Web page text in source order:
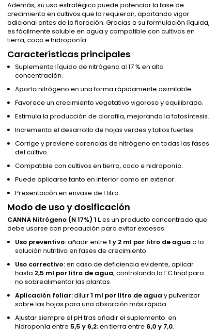
Además, su uso estratégico puede potenciar la fase de
crecimiento en cultivos que lo requieran, aportando vigor
adicional antes de la floración. Gracias a su formulación líquida,
es fácilmente soluble en agua y compatible con cultivos en
tierra, coco e hidroponía.
Características principales
Suplemento líquido de nitrógeno al 17 % en alta
concentración.
Aporta nitrógeno en una forma rápidamente asimilable.
Favorece un crecimiento vegetativo vigoroso y equilibrado.
Estimula la producción de clorofila, mejorando la fotosíntesis.
Incrementa el desarrollo de hojas verdes y tallos fuertes.
Corrige y previene carencias de nitrógeno en todas las fases
del cultivo.
Compatible con cultivos en tierra, coco e hidroponía.
Puede aplicarse tanto en interior como en exterior.
Presentación en envase de 1 litro.
Modo de uso y dosificación
CANNA Nitrógeno (N 17%) 1 Les un producto concentrado que
debe usarse con precaución para evitar excesos:
Uso preventivo:añadir entre 1 y 2 ml por litro de agua a la
solución nutritiva en fases de crecimiento.
Uso correctivo:en caso de deficiencia evidente, aplicar
hasta 2,5 ml por litro de agua, controlando la EC final para
no sobrealimentar las plantas.
Aplicación foliar:diluir1 ml por litro de agua y pulverizar
sobre las hojas para una absorción más rápida.
Ajustar siempre el pH tras añadir el suplemento: en
hidroponía entre 5,5 y 6,2; en tierra entre 6,0 y 7,0.